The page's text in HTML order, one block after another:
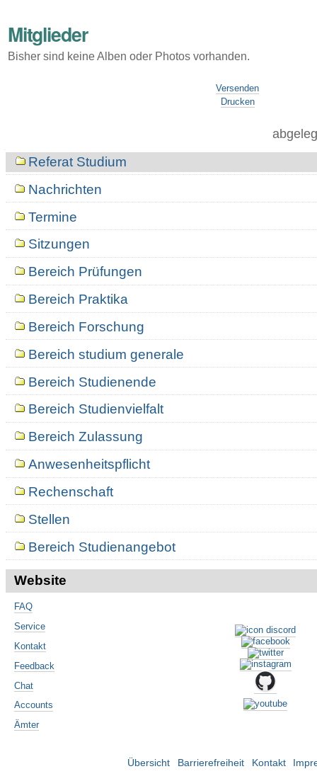
Mitglieder
Bisher sind keine Alben oder Photos vorhanden.
Versenden
Drucken
NavigationReferat Studium
Nachrichten
Termine
Sitzungen
Bereich Prüfungen
Bereich Praktika
Bereich Forschung
Bereich studium generale
Bereich Studienende
Bereich Studienvielfalt
Bereich Zulassung
Anwesenheitspflicht
Rechenschaft
Stellen
Bereich Studienangebot
Website
FAQ
Service
Kontakt
Feedback
Chat
Accounts
Ämter
Übersicht Barrierefreiheit Kontakt